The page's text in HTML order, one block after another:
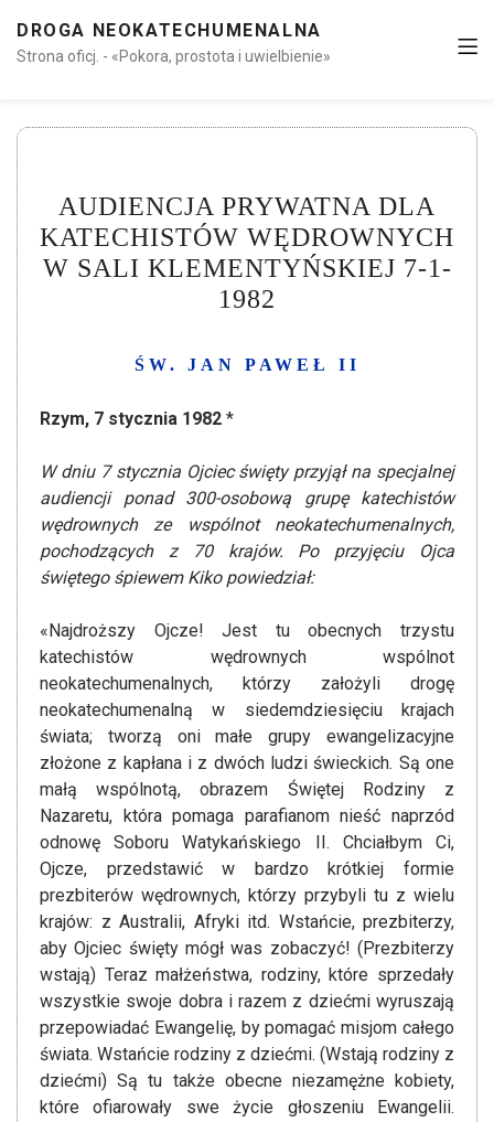
DROGA NEOKATECHUMENALNA
Strona oficj. - «Pokora, prostota i uwielbienie»
AUDIENCJA PRYWATNA DLA
KATECHISTÓW WĘDROWNYCH
W SALI KLEMENTYŃSKIEJ 7-1-
1982
ŚW. JAN PAWEŁ II
Rzym, 7 stycznia 1982 *
W dniu 7 stycznia Ojciec święty przyjął na specjalnej
audiencji ponad 300-osobową grupę katechistów
wędrownych ze wspólnot neokatechumenalnych,
pochodzących z 70 krajów. Po przyjęciu Ojca
świętego śpiewem Kiko powiedział:
«Najdroższy Ojcze! Jest tu obecnych trzystu
katechistów wędrownych wspólnot
neokatechumenalnych, którzy założyli drogę
neokatechumenalną w siedemdziesięciu krajach
świata; tworzą oni małe grupy ewangelizacyjne
złożone z kapłana i z dwóch ludzi świeckich. Są one
małą wspólnotą, obrazem Świętej Rodziny z
Nazaretu, która pomaga parafianom nieść naprzód
odnowę Soboru Watykańskiego II. Chciałbym Ci,
Ojcze, przedstawić w bardzo krótkiej formie
prezbiterów wędrownych, którzy przybyli tu z wielu
krajów: z Australii, Afryki itd. Wstańcie, prezbiterzy,
aby Ojciec święty mógł was zobaczyć! (Prezbiterzy
wstają) Teraz małżeństwa, rodziny, które sprzedały
wszystkie swoje dobra i razem z dziećmi wyruszają
przepowiadać Ewangelię, by pomagać misjom całego
świata. Wstańcie rodziny z dziećmi. (Wstają rodziny z
dziećmi) Są tu także obecne niezamężne kobiety,
które ofiarowały swe życie głoszeniu Ewangelii.